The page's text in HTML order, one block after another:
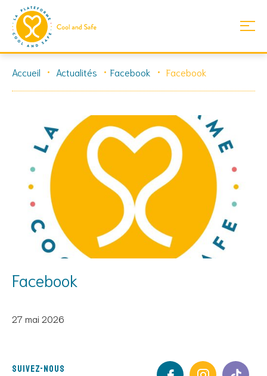
Accueil Actualités Facebook Facebook
Facebook
27 mai 2026
Suivez-nous